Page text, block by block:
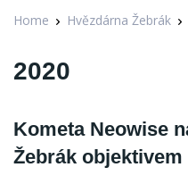
Home Hvězdárna Žebrák
2020
Kometa Neowise
Žebrák objektivem